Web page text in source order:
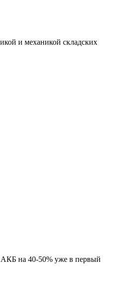
и механикой складских
АКБ на 40-50% уже в первый